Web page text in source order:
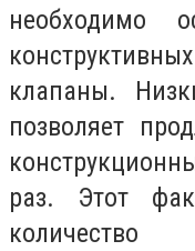
необходимо
клапаны.
позволяет
раз. Этот